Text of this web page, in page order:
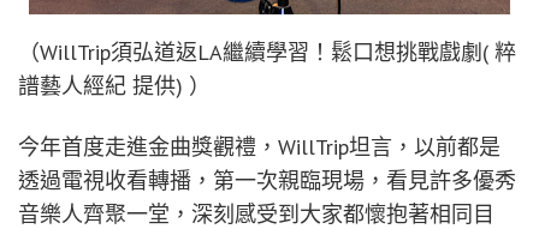
（WillTrip須弘道返LA繼續學習！鬆口想挑戰戲劇( 粹
譜藝人經紀 提供) ）
今年首度走進金曲獎觀禮，WillTrip坦言，以前都是
透過電視收看轉播，第一次親臨現場，看見許多優秀
音樂人齊聚一堂，深刻感受到大家都懷抱著相同目